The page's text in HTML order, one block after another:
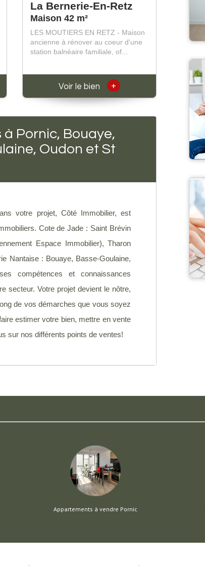
La Bernerie-En-Retz
Maison 42 m²
LES MOUTIERS EN RETZ - Maison
ancienne à rénover au coeur d'une
station balnéaire familiale, of...
Voir le bien +
Pornic, Bouaye,
Oudon et St
votre projet, Côté Immobilier, est
Cote de Jade : Saint Brévin
Espace Immobilier), Tharon
Nantaise : Bouaye, Basse-Goulaine,
compétences et connaissances
secteur. Votre projet devient le nôtre,
de vos démarches que vous soyez
estimer votre bien, mettre en vente
sur nos différents points de ventes!
Appartements à vendre Pornic